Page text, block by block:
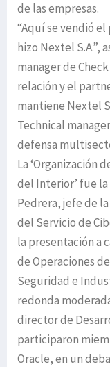
de las empresas.
“Aquí se vendió el
hizo Nextel S.A.”,
manager de
relación y el
mantiene Nextel
Technical
defensa
La ‘Organización
del Interior’ fue
Pedrera, jefe de
del Servicio de
la presentación a
de Operaciones
Seguridad e
redonda
director de
participaron
Oracle, en un